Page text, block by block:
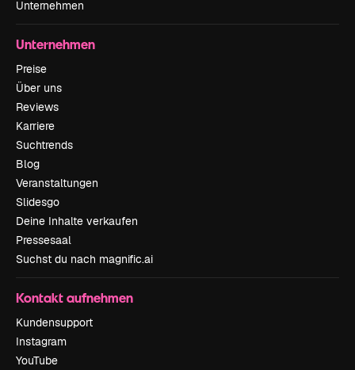
Unternehmen
Unternehmen
Preise
Über uns
Reviews
Karriere
Suchtrends
Blog
Veranstaltungen
Slidesgo
Deine Inhalte verkaufen
Pressesaal
Suchst du nach magnific.ai
Kontakt aufnehmen
Kundensupport
Instagram
YouTube